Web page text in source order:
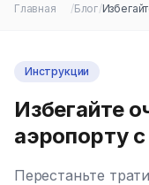
Главная /Блог/
Инструкции
Избегайте
аэропорту
Перестаньте